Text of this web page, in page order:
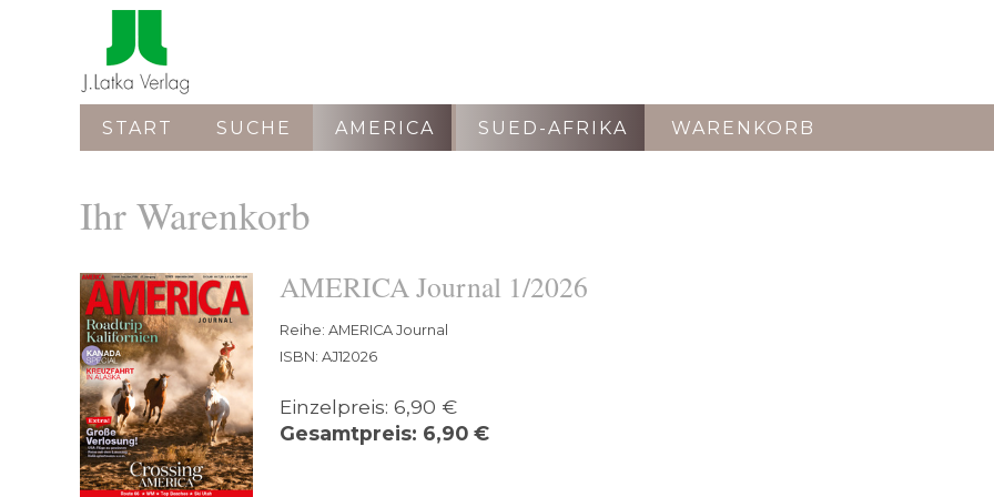
START SUCHE AMERICA SUED-AFRIKA WARENKORB
Ihr Warenkorb
AMERICA Journal 1/2026
Reihe: AMERICA Journal
ISBN: AJ12026
Einzelpreis: 6,90 €
Gesamtpreis: 6,90 €